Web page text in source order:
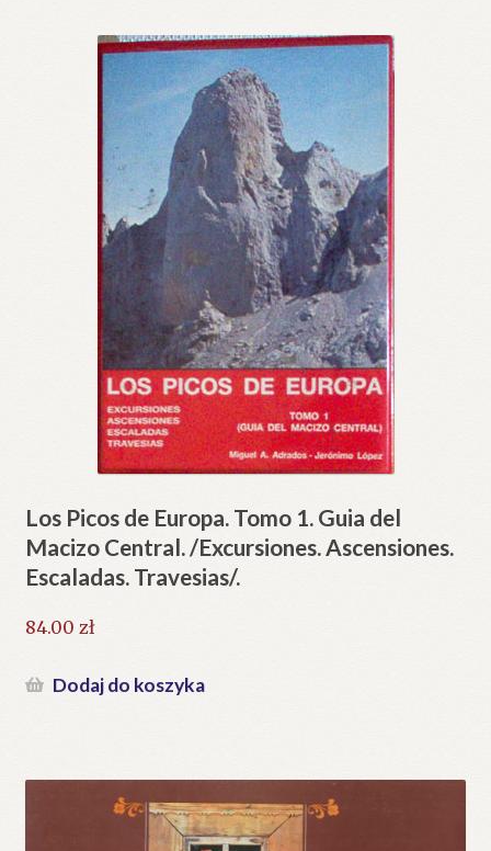
Los Picos de Europa. Tomo 1. Guia del
Macizo Central. /Excursiones. Ascensiones.
Escaladas. Travesias/.
84.00 zł
Dodaj do koszyka